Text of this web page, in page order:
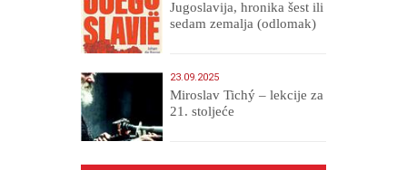
Jugoslavija, hronika šest ili
sedam zemalja (odlomak)
23.09.2025
Miroslav Tichý – lekcije za
21. stoljeće